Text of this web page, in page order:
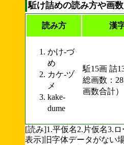
駈け詰めの読み方や画
読み方 漢
かけ-づ
め
カケ-ヅ
メ
kake-
dume
駈15画 詰
総画数：
画数合計）
[読み]1.平仮名2.片仮名3.
表示]旧字体データがない